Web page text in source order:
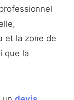
et la zone de
que la